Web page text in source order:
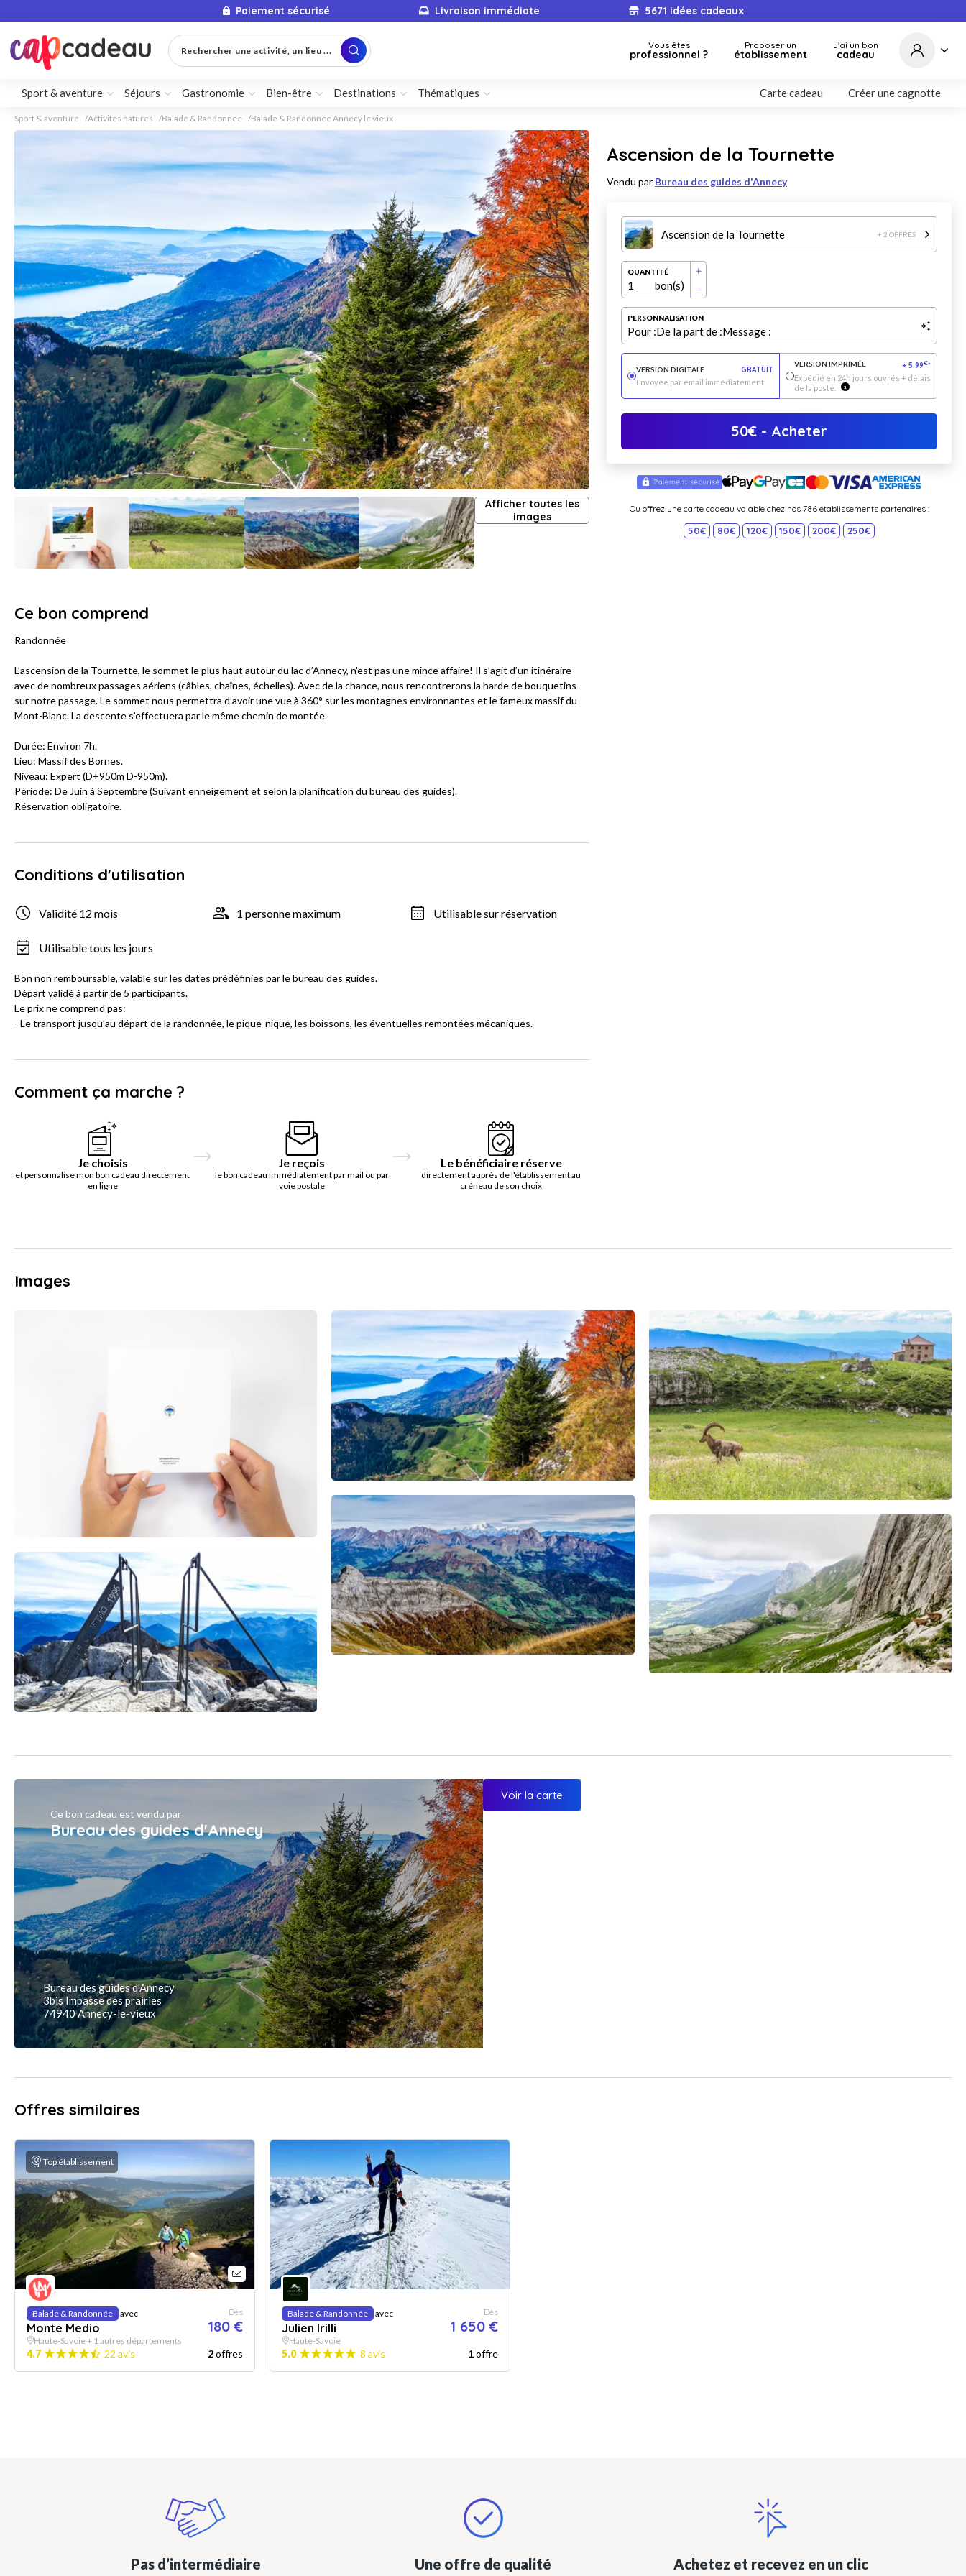
Paiement sécurisé Livraison immédiate 5671 idées cadeaux
Rechercher une activité, un lieu ... Vous êtes
professionnel ?
Proposer un
établissement
J'ai un bon
cadeau
Sport & aventure Séjours Gastronomie Bien-être Destinations Thématiques Carte cadeau Créer une cagnotte
Sport & aventure Activités natures Balade & Randonnée Balade & Randonnée Annecy le vieux
Afficher toutes les
images
Ascension de la Tournette
Vendu par Bureau des guides d'Annecy
Ascension de la Tournette + 2 OFFRES
QUANTITÉ
1 bon(s)
PERSONNALISATION
Pour :De la part de :Message :
VERSION DIGITALE
GRATUIT
Envoyée par email immédiatement
VERSION IMPRIMÉE + 5.99€*
Expédié en 24h jours ouvrés + délais
de la poste.
50€ - Acheter
Ou offrez une carte cadeau valable chez nos 786 établissements partenaires :
50€ 80€ 120€ 150€ 200€ 250€
Ce bon comprend
Randonnée
L’ascension de la Tournette, le sommet le plus haut autour du lac d’Annecy, n'est pas une mince affaire! Il s’agit d’un itinéraire
avec de nombreux passages aériens (câbles, chaînes, échelles). Avec de la chance, nous rencontrerons la harde de bouquetins
sur notre passage. Le sommet nous permettra d’avoir une vue à 360° sur les montagnes environnantes et le fameux massif du
Mont-Blanc. La descente s’effectuera par le même chemin de montée.
Durée: Environ 7h.
Lieu: Massif des Bornes.
Niveau: Expert (D+950m D-950m).
Période: De Juin à Septembre (Suivant enneigement et selon la planification du bureau des guides).
Réservation obligatoire.
Conditions d'utilisation
Validité 12 mois 1 personne maximum Utilisable sur réservation
Utilisable tous les jours
Bon non remboursable, valable sur les dates prédéfinies par le bureau des guides.
Départ validé à partir de 5 participants.
Le prix ne comprend pas:
- Le transport jusqu’au départ de la randonnée, le pique-nique, les boissons, les éventuelles remontées mécaniques.
Comment ça marche ?
Je choisis
et personnalise mon bon cadeau directement
en ligne
Je reçois
le bon cadeau immédiatement par mail ou par
voie postale
Le bénéficiaire réserve
directement auprès de l'établissement au
créneau de son choix
Images
Ce bon cadeau est vendu par
Bureau des guides d'Annecy
Bureau des guides d'Annecy
3bis Impasse des prairies
74940 Annecy-le-vieux
Voir la carte
Offres similaires
Top établissement
Balade & Randonnée avec
Monte Medio
Dès
180 €
Haute-Savoie + 1 autres départements
4.7 22 avis 2offres
Balade & Randonnée avec
Julien Irilli
Dès
1 650 €
Haute-Savoie
5.0 8 avis 1offre
Pas d’intermédiaire Une offre de qualité Achetez et recevez en un clic